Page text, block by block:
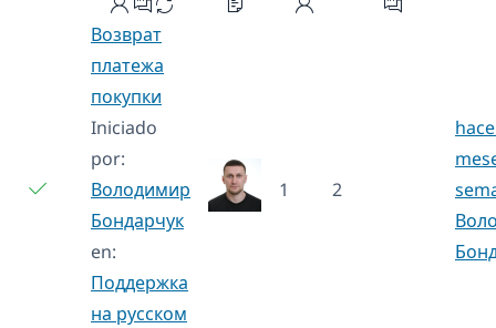
Возврат
платежа
покупки
Iniciado
por:
Володимир
Бондарчук
en:
Поддержка
на русском
1 2